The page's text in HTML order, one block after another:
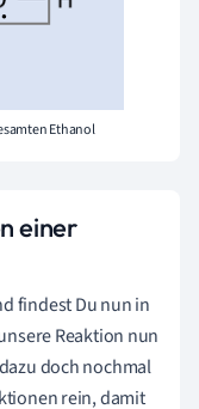
Ethanol
einer
findest Du nun in
Reaktion nun
doch nochmal
rein, damit